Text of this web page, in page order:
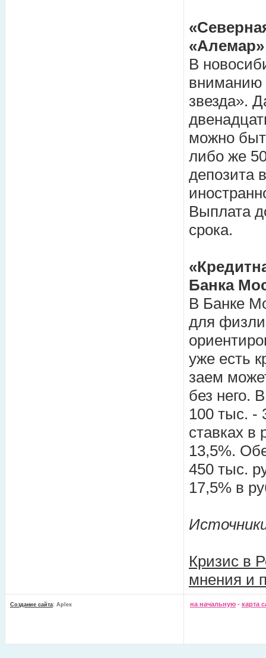
«Алемар»
В
вниманию
звезда».
можно
либо же
депозита
Выплата
срока.
Банка
В Банке
для
уже есть
заем
без него.
100 тыс. -
ставках в
13,5%.
450 тыс.
17,5% в
Кризис в
мнения и
Создание сайта: Aplex на начальную - карта